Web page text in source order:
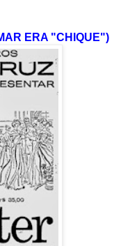
ERA "CHIQUE")